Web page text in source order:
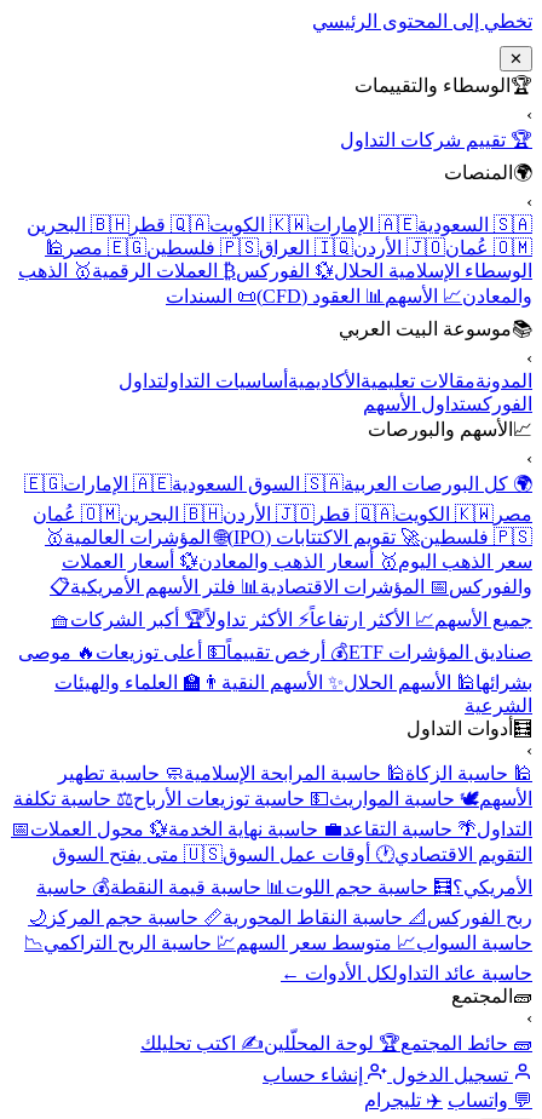
تخطي إلى المحتوى الرئيسي
✕
🏆 الوسطاء والتقييمات
›
🏆 تقييم شركات التداول
🌍 المنصات
›
🇸🇦 السعودية
🇦🇪 الإمارات 🇰🇼 الكويت 🇶🇦 قطر
🇧🇭 البحرين
🇴🇲 عُمان
🇯🇴 الأردن 🇮🇶 العراق 🇵🇸 فلسطين 🇪🇬 مصر
🕌
الوسطاء الإسلامية الحلال💱 الفوركس₿ العملات الرقمية🥇 الذهب
والمعادن📈 الأسهم 📊 العقود (CFD)
📜 السندات
📚موسوعة البيت العربي
›
المدونةمقالات تعليمية الأكاديمية أساسيات التداولتداول
الفوركستداول الأسهم
📈 الأسهم والبورصات
›
🌍 كل البورصات العربية🇸🇦 السوق السعودية 🇦🇪 الإمارات
🇪🇬
مصر 🇰🇼 الكويت 🇶🇦 قطر 🇯🇴 الأردن 🇧🇭 البحرين
🇴🇲 عُمان
🇵🇸 فلسطين
🚀 تقويم الاكتتابات (IPO) 🌐 المؤشرات العالمية🥇
سعر الذهب اليوم🥇 أسعار الذهب والمعادن💱 أسعار العملات
والفوركس📅 المؤشرات الاقتصادية 📊 فلتر الأسهم الأمريكية📋
جميع الأسهم📈 الأكثر ارتفاعاً⚡ الأكثر تداولاً🏆 أكبر الشركات🧺
صناديق المؤشرات ETF
💰 أرخص تقييماً💵 أعلى توزيعات 🔥 موصى
بشرائها🕌 الأسهم الحلال✨ الأسهم النقية 👨‍🏫 العلماء والهيئات
الشرعية
🧮 أدوات التداول
›
🕌 حاسبة الزكاة🕌 حاسبة المرابحة الإسلامية🧼 حاسبة تطهير
الأسهم🕊️ حاسبة المواريث💵 حاسبة توزيعات الأرباح⚖️ حاسبة تكلفة
التداول🌴 حاسبة التقاعد💼 حاسبة نهاية الخدمة💱 محول العملات📅
التقويم الاقتصادي🕐 أوقات عمل السوق
🇺🇸 متى يفتح السوق
الأمريكي؟🧮 حاسبة حجم اللوت 📊 حاسبة قيمة النقطة💰 حاسبة
ربح الفوركس 📐 حاسبة النقاط المحورية📏 حاسبة حجم المركز 🌙
حاسبة السواب📈 متوسط سعر السهم💹 حاسبة الربح التراكمي📉
حاسبة عائد التداولكل الأدوات ←
🧱 المجتمع
›
🧱 حائط المجتمع🏆 لوحة المحلّلين✍️ اكتب تحليلك
تسجيل الدخول
إنشاء حساب
💬 واتساب ✈️ تليجرام